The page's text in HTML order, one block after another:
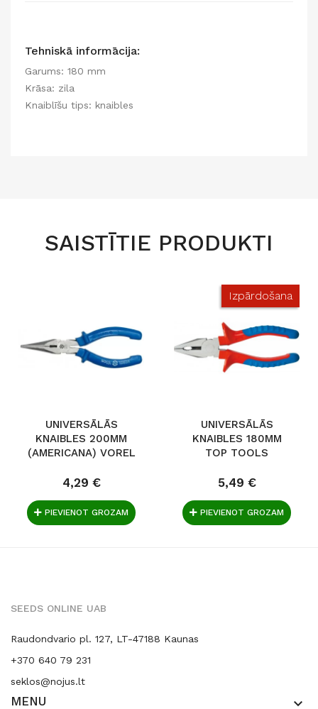
Tehniskā informācija:
Garums: 180 mm
Krāsa: zila
Knaiblīšu tips: knaibles
SAISTĪTIE PRODUKTI
UNIVERSĀLĀS
KNAIBLES 200MM
(AMERICANA) VOREL
4,29 €
PIEVIENOT GROZAM
Izpārdošana
UNIVERSĀLĀS
KNAIBLES 180MM
TOP TOOLS
5,49 €
PIEVIENOT GROZAM
SEEDS ONLINE UAB
Raudondvario pl. 127, LT-47188 Kaunas
+370 640 79 231
seklos@nojus.lt
MENU keyboard_arrow_down